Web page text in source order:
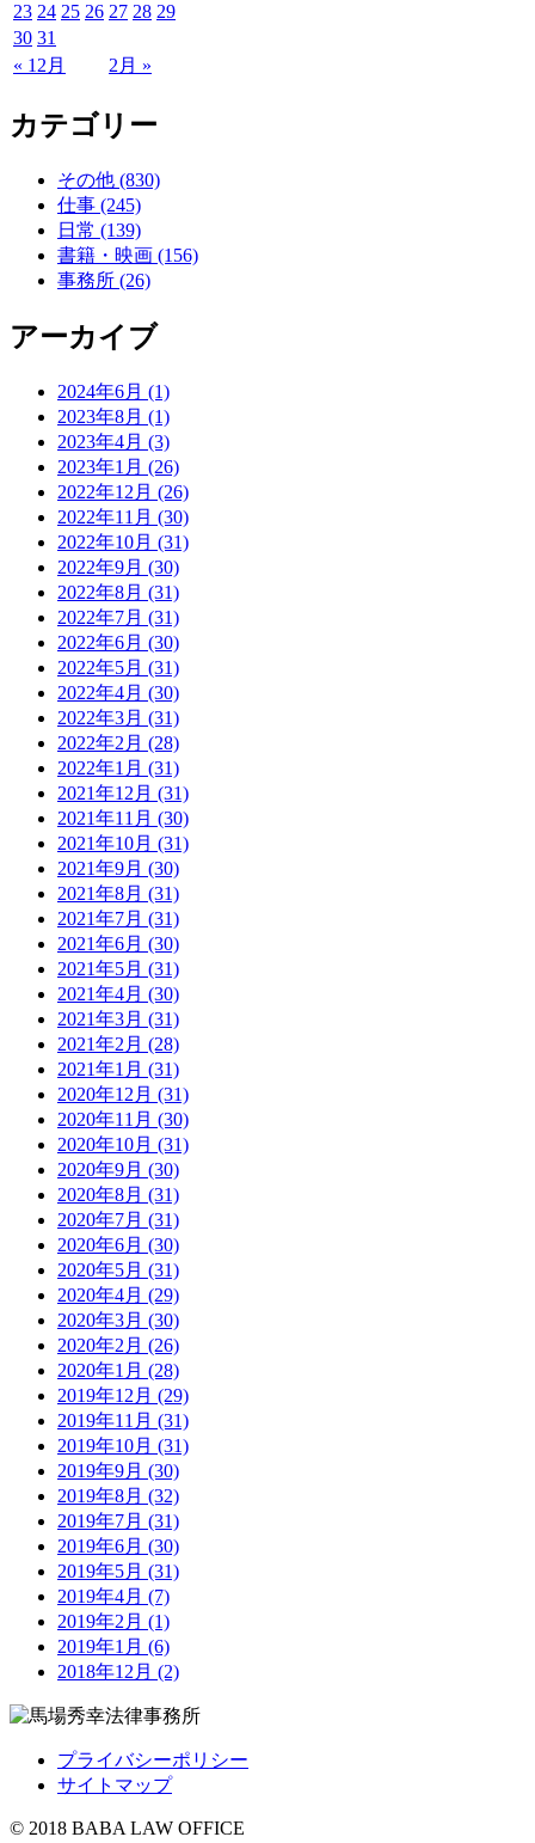
« 12月 2月 »
23 24 25 26 27 28 29
30 31
カテゴリー
その他 (830)
仕事 (245)
日常 (139)
書籍・映画 (156)
事務所 (26)
アーカイブ
2024年6月 (1)
2023年8月 (1)
2023年4月 (3)
2023年1月 (26)
2022年12月 (26)
2022年11月 (30)
2022年10月 (31)
2022年9月 (30)
2022年8月 (31)
2022年7月 (31)
2022年6月 (30)
2022年5月 (31)
2022年4月 (30)
2022年3月 (31)
2022年2月 (28)
2022年1月 (31)
2021年12月 (31)
2021年11月 (30)
2021年10月 (31)
2021年9月 (30)
2021年8月 (31)
2021年7月 (31)
2021年6月 (30)
2021年5月 (31)
2021年4月 (30)
2021年3月 (31)
2021年2月 (28)
2021年1月 (31)
2020年12月 (31)
2020年11月 (30)
2020年10月 (31)
2020年9月 (30)
2020年8月 (31)
2020年7月 (31)
2020年6月 (30)
2020年5月 (31)
2020年4月 (29)
2020年3月 (30)
2020年2月 (26)
2020年1月 (28)
2019年12月 (29)
2019年11月 (31)
2019年10月 (31)
2019年9月 (30)
2019年8月 (32)
2019年7月 (31)
2019年6月 (30)
2019年5月 (31)
2019年4月 (7)
2019年2月 (1)
2019年1月 (6)
2018年12月 (2)
プライバシーポリシー
サイトマップ
© 2018 BABA LAW OFFICE